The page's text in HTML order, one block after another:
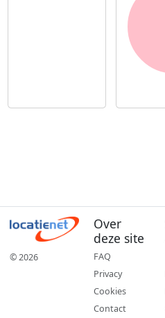
© 2026
Over
deze site
FAQ
Privacy
Cookies
Contact